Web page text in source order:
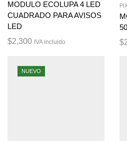
MODULO ECOLUPA 4 LED
CUADRADO PARA AVISOS
LED
$2,300 IVA incluido $
NUEVO